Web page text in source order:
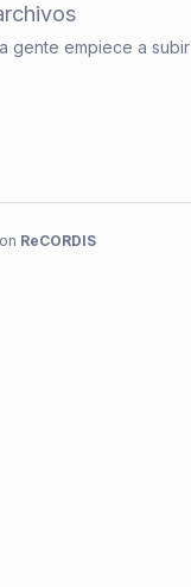
gente empiece a subir
ReCORDIS